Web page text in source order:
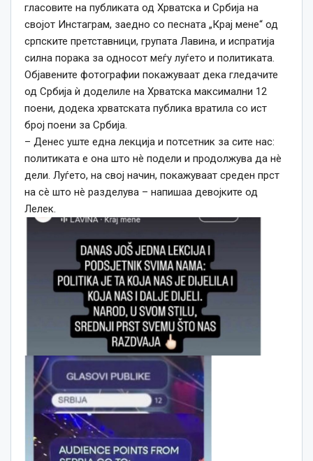
гласовите на публиката од Хрватска и Србија на
својот Инстаграм, заедно со песната „Крај мене“ од
српските претставници, групата Лавина, и испратија
силна порака за односот меѓу луѓето и политиката.
Објавените фотографии покажуваат дека гледачите
од Србија ѝ доделиле на Хрватска максимални 12
поени, додека хрватската публика вратила со ист
број поени за Србија.
– Денес уште една лекција и потсетник за сите нас:
политиката е она што нè подели и продолжува да нè
дели. Луѓето, на свој начин, покажуваат среден прст
на сè што нè разделува – напишаа девојките од
Лелек.